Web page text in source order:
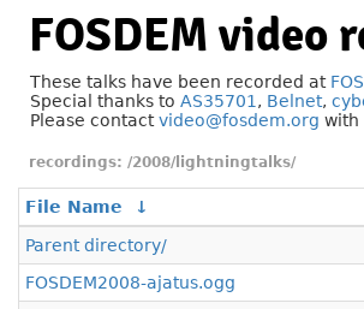
FOSDEM video
These talks have been recorded at
Special thanks to AS35701 , Belnet,
Please contactvideo@fosdem.org with
/2008/lightningtalks/
File Name
↓
Parent directory/
FOSDEM2008-ajatus.ogg